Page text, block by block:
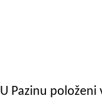
U Pazinu